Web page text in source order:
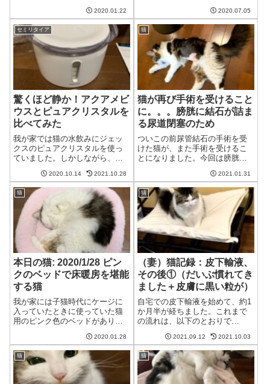
ります。豪快なL字バランスの猫
猫股間が汚れてるわね。毛づく
ろいせねば！夫おお、すごいL字
バランスだ!猫ふう、いい感じだ
ったわね。...
2020.01.22 2020.07.05
セミリタイア
驚くほど静か！アクアメビ
ウスとピュアクリスタルを
比べてみた
我が家では猫の水飲みにジェッ
クスのピュアクリスタルを使っ
ていました。しかしながら、こ
モーターに共振して、かなり音
が出ます。ちょっと耐えられな
くなってきたので新たな浄水器
を探していました。そこで見つ
けたのがうちのこ...
2020.10.14 2021.10.28
猫
猫が再び手術を受けること
に。。。膀胱に結石が詰ま
る尿道閉塞のため
ついこの前尿管結石の手術を受
けた猫が、また手術を受けるこ
とになりました。今回は膀胱で
気で帰ってきてほしい。。。朝
から何度もトイレにこもる猫そ
の日は、なぜか猫が朝から何度
もトイレにこもっていました。
いつもであれば、...
2021.01.31
猫
本日の猫: 2020/1/28 ピン
クのベッドで床暖房を堪能
する猫
我が家には子猫時代にケージに
入っていたときに使っていた猫
用のピンク色のベッドがありま
り使わなくなっているのです
が、床暖房をつけた時に床に置
いてやると時々入ってくれま
す。猫用ベッドでリラックスす
る猫猫む、今日は床暖...
2020.01.28
猫
（妻）猫記録：皮下輸液、
その後①（だいぶ慣れてき
ました＋皮膚に黒い粒が）
自宅での皮下輸液を始めて、約1
か月半が経ちました。これまで
の流れは、以下のとおりで
①（皮下輸液に必要なもの）：
7/23に価格について追記しまし
た ⇒自宅での皮下輸液へ
②（皮下輸液のやり方につい
て） ⇒自宅での皮下輸...
2021.09.12 2021.10.03
猫 猫